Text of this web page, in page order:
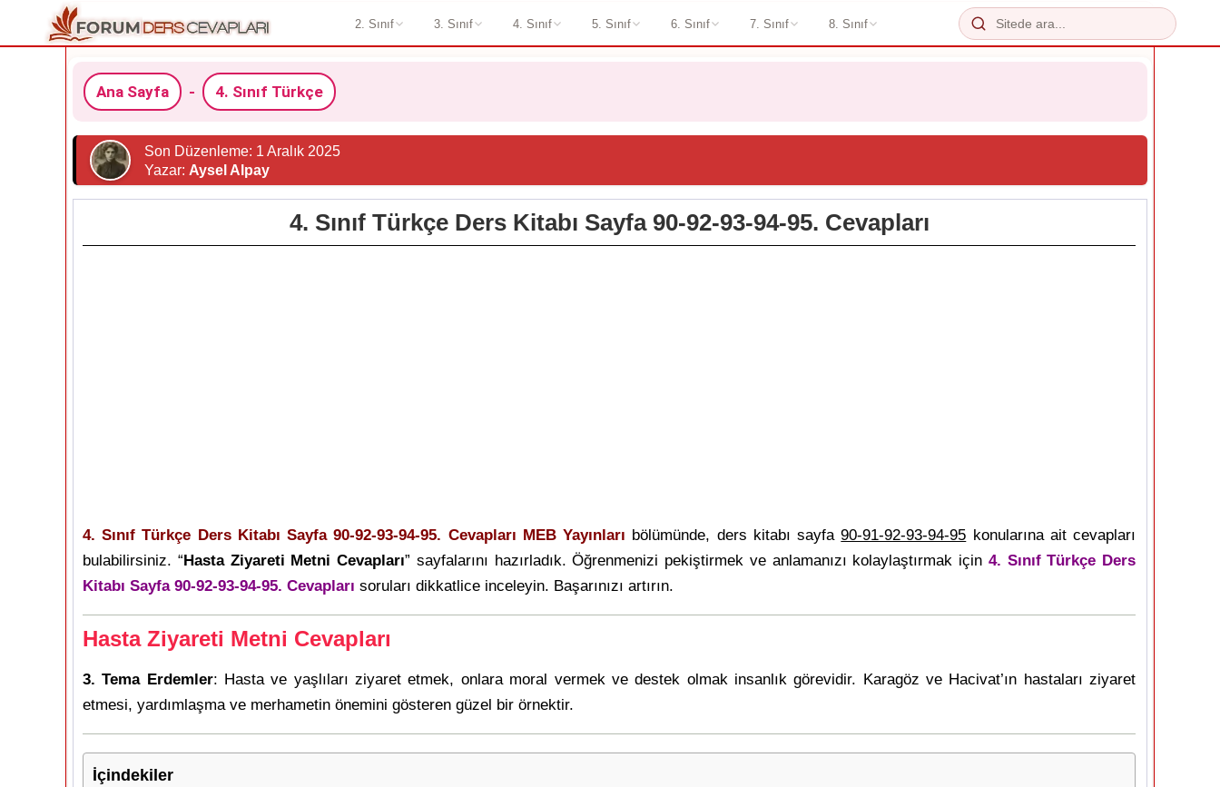
2. Sınıf 3. Sınıf 4. Sınıf 5. Sınıf 6. Sınıf 7. Sınıf 8. Sınıf
Ana Sayfa - 4. Sınıf Türkçe
Son Düzenleme: 1 Aralık 2025
Yazar: Aysel Alpay
4. Sınıf Türkçe Ders Kitabı Sayfa 90-92-93-94-95. Cevapları
4. Sınıf Türkçe Ders Kitabı Sayfa 90-92-93-94-95. Cevapları MEB Yayınları bölümünde, ders kitabı sayfa90-91-92-93-94-95 konularına ait cevapları
bulabilirsiniz. “Hasta Ziyareti Metni Cevapları” sayfalarını hazırladık. Öğrenmenizi pekiştirmek ve anlamanızı kolaylaştırmak için 4. Sınıf Türkçe Ders
Kitabı Sayfa 90-92-93-94-95. Cevapları soruları dikkatlice inceleyin. Başarınızı artırın.
Hasta Ziyareti Metni Cevapları
3. Tema Erdemler: Hasta ve yaşlıları ziyaret etmek, onlara moral vermek ve destek olmak insanlık görevidir. Karagöz ve Hacivat’ın hastaları ziyaret
etmesi, yardımlaşma ve merhametin önemini gösteren güzel bir örnektir.
İçindekiler